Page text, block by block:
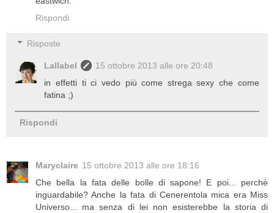
Rispondi
Risposte
Lallabel
15 ottobre 2013 alle ore 20:48
in effetti ti ci vedo più come strega sexy che come
fatina ;)
Rispondi
Maryclaire 15 ottobre 2013 alle ore 18:16
Che bella la fata delle bolle di sapone! E poi... perchè
inguardabile? Anche la fata di Cenerentola mica era Miss
Universo... ma senza di lei non esisterebbe la storia di